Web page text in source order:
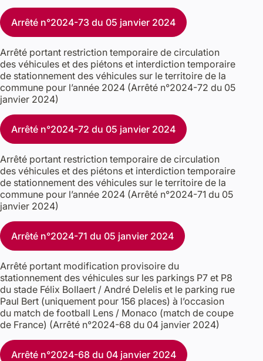
Arrêté n°2024-73 du 05 janvier 2024
Arrêté portant restriction temporaire de circulation
des véhicules et des piétons et interdiction temporaire
de stationnement des véhicules sur le territoire de la
commune pour l’année 2024 (Arrêté n°2024-72 du 05
janvier 2024)
Arrêté n°2024-72 du 05 janvier 2024
Arrêté portant restriction temporaire de circulation
des véhicules et des piétons et interdiction temporaire
de stationnement des véhicules sur le territoire de la
commune pour l’année 2024 (Arrêté n°2024-71 du 05
janvier 2024)
Arrêté n°2024-71 du 05 janvier 2024
Arrêté portant modification provisoire du
stationnement des véhicules sur les parkings P7 et P8
du stade Félix Bollaert / André Delelis et le parking rue
Paul Bert (uniquement pour 156 places) à l’occasion
du match de football Lens / Monaco (match de coupe
de France) (Arrêté n°2024-68 du 04 janvier 2024)
Arrêté n°2024-68 du 04 janvier 2024